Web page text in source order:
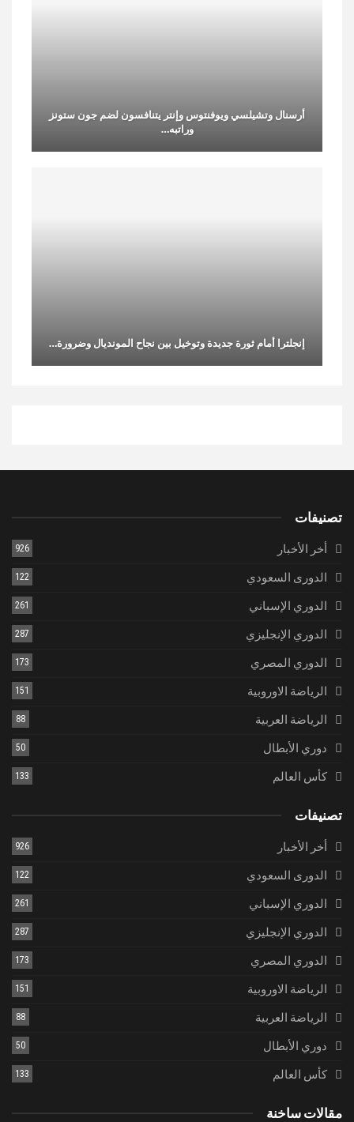
أرسنال وتشيلسي ويوفنتوس وإنتر يتنافسون لضم جون ستونز
وراتبه…
إنجلترا أمام ثورة جديدة وتوخيل بين نجاح المونديال وضرورة…
تصنيفات
أخر الأخبار 926
الدورى السعودي 122
الدوري الإسباني 261
الدوري الإنجليزي 287
الدوري المصري 173
الرياضة الاوروبية 151
الرياضة العربية 88
دوري الأبطال 50
كأس العالم 133
تصنيفات
أخر الأخبار 926
الدورى السعودي 122
الدوري الإسباني 261
الدوري الإنجليزي 287
الدوري المصري 173
الرياضة الاوروبية 151
الرياضة العربية 88
دوري الأبطال 50
كأس العالم 133
مقالات ساخنة